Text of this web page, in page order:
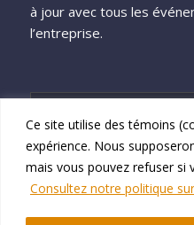
Ce site utilise des témoins
expérience. Nous
mais vous pouvez refuser si
Consultez notre politique
à jour avec tous les
l’entreprise.
S'inscrire